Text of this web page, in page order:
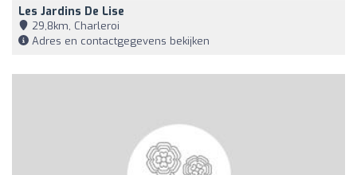
Les Jardins De Lise
29,8km, Charleroi
Adres en contactgegevens bekijken